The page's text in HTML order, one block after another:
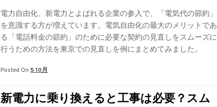
電力自由化、新電力とよばれる企業の参入で、「電気代の節約」
を意識する方が増えています。電気自由化の最大のメリットであ
る「電話料金の節約」のために必要な契約の見直しをスムーズに
行うための方法を東京での見直しを例にまとめてみました。
Posted On 5 10月
新電力に乗り換えると工事は必要？スム